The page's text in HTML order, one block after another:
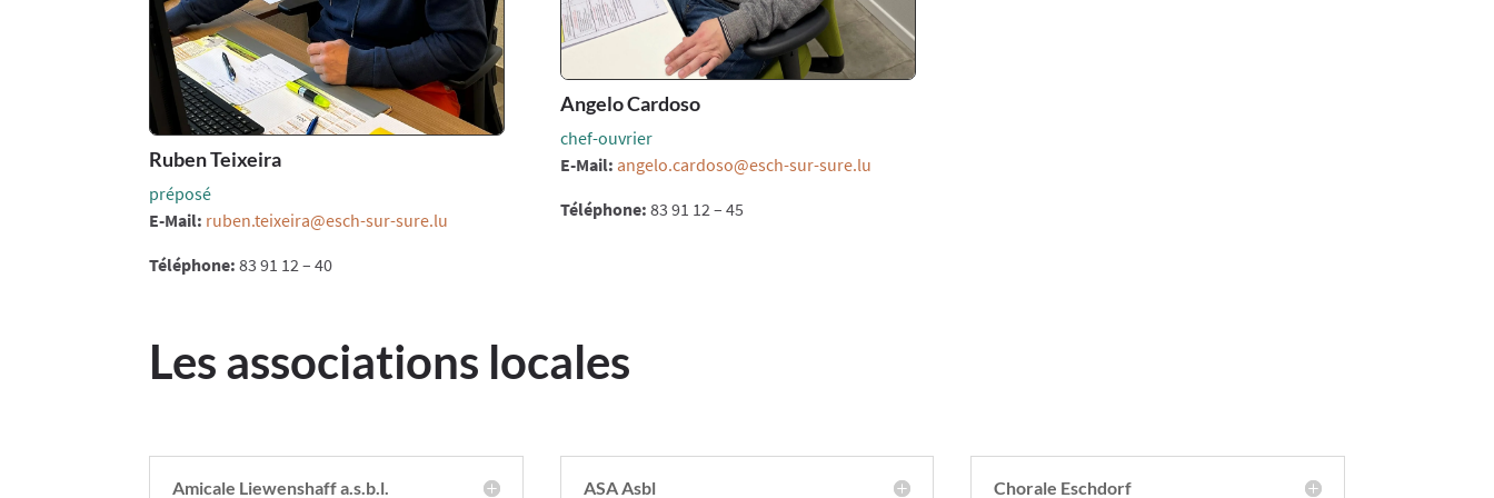
Ruben Teixeira
préposé
E-Mail: ruben.teixeira@esch-sur-sure.lu
Téléphone: 83 91 12 – 40
Angelo Cardoso
chef-ouvrier
E-Mail: angelo.cardoso@esch-sur-sure.lu
Téléphone: 83 91 12 – 45
Les associations locales
Amicale Liewenshaff a.s.b.l. ASA Asbl Chorale Eschdorf